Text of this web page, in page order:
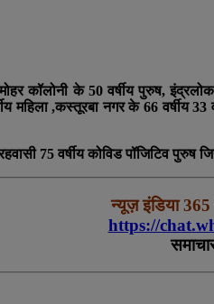
कॉलोनी के 50 वर्षीय पुरुष,
महिला ,कस्तूरबा नगर के 66 वर्षीय
75 वर्षीय कोविड पॉजिटिव पुरुष
न्यूज़ इंडिया 365
https://